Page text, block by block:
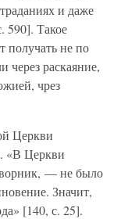
и даже
590]. Такое
получать не по
через раскаяние,
чрез
Церкви
«В Церкви
— не было
Значит,
[140, с. 25].